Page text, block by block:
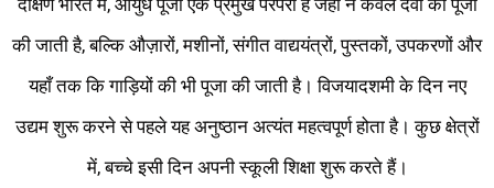
दक्षिण भारत में, आयुध पूजा एक प्रमुख परंपरा है जहाँ न केवल देवी की पूजा
की जाती है, बल्कि औज़ारों, मशीनों, संगीत वाद्ययंत्रों, पुस्तकों, उपकरणों और
यहाँ तक कि गाड़ियों की भी पूजा की जाती है। विजयादशमी के दिन नए
उद्यम शुरू करने से पहले यह अनुष्ठान अत्यंत महत्वपूर्ण होता है। कुछ क्षेत्रों
में, बच्चे इसी दिन अपनी स्कूली शिक्षा शुरू करते हैं।